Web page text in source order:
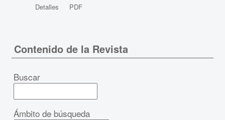
Detalles
PDF
Contenido de la Revista
Buscar
Ámbito de búsqueda